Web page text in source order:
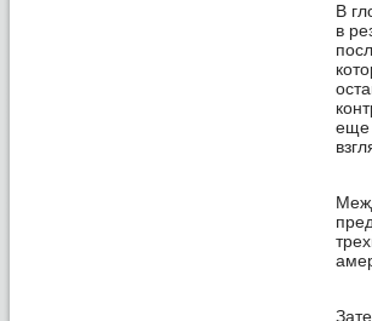
В
в
еще